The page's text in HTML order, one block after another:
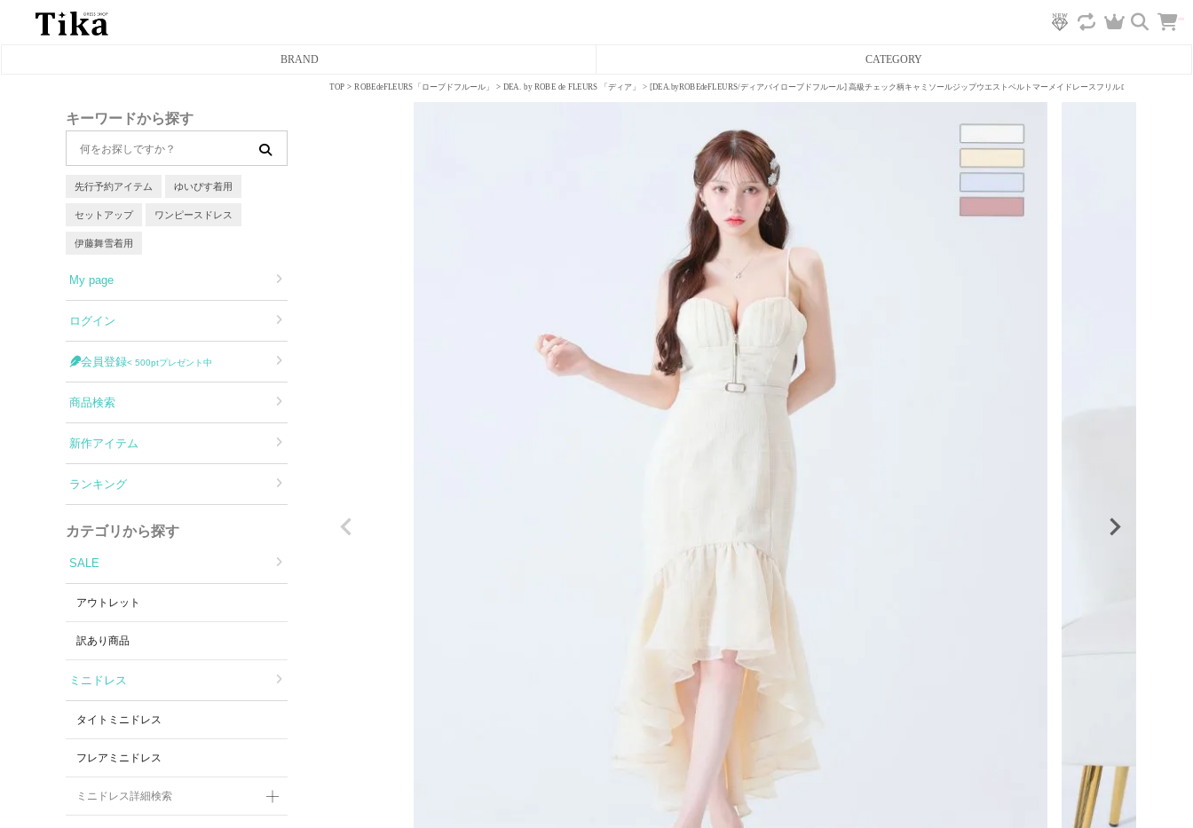
BRAND CATEGORY
フレアミニドレス
タイトロングドレス
Aラインロングドレス
バースデードレス
キーワードから探す
先行予約アイテム ゆいぴす着用
セットアップ ワンピースドレス
伊藤舞雪着用
My page
ログイン
会員登録< 500ptプレゼント中
商品検索
新作アイテム
ランキング
カテゴリから探す
SALE
アウトレット
訳あり商品
ミニドレス
タイトミニドレス
フレアミニドレス
ミニドレス詳細検索
TOP ROBEdeFLEURS「ローブドフルール」 DEA. by ROBE de FLEURS 「ディア」 [DEA.byROBEdeFLEURS/ディアバイローブドフルール] 高級チェック柄キャミソールジップウエストベルトマーメイドレースフリルロングテールドレス